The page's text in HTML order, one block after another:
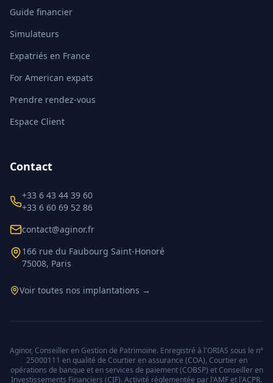
Guide financier
Simulateurs
Expatriés en France
For American expats
Prendre rendez-vous
Espace Client
Contact
+33 6 43 44 39 60
+33 6 60 69 52 86
contact@aginor.fr
166 rue du Faubourg Saint-Honoré
75008, Paris
Voir toutes nos implantations →
Aginor, Conseiller en Gestion de Patrimoine. Enregistré à l'ORIAS sous le n°
25000111 en qualité de Courtier en assurance (COA), Courtier en
opérations de banque et en services de paiement (COBSP) et Conseiller en
Investissements Financiers (CIF). Activité réglementée par l'AMF et l'ACPR.